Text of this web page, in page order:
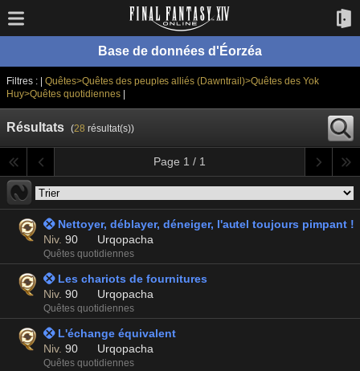
Base de données d'Éorzéa
Filtres : | Quêtes>Quêtes des peuples alliés (Dawntrail)>Quêtes des Yok
Huy>Quêtes quotidiennes|
Résultats (28 résultat(s))
Page 1 / 1
 Nettoyer, déblayer, déneiger, l'autel toujours pimpant !
Niv. 90 Urqopacha
Quêtes quotidiennes
 Les chariots de fournitures
Niv. 90 Urqopacha
Quêtes quotidiennes
 L'échange équivalent
Niv. 90 Urqopacha
Quêtes quotidiennes